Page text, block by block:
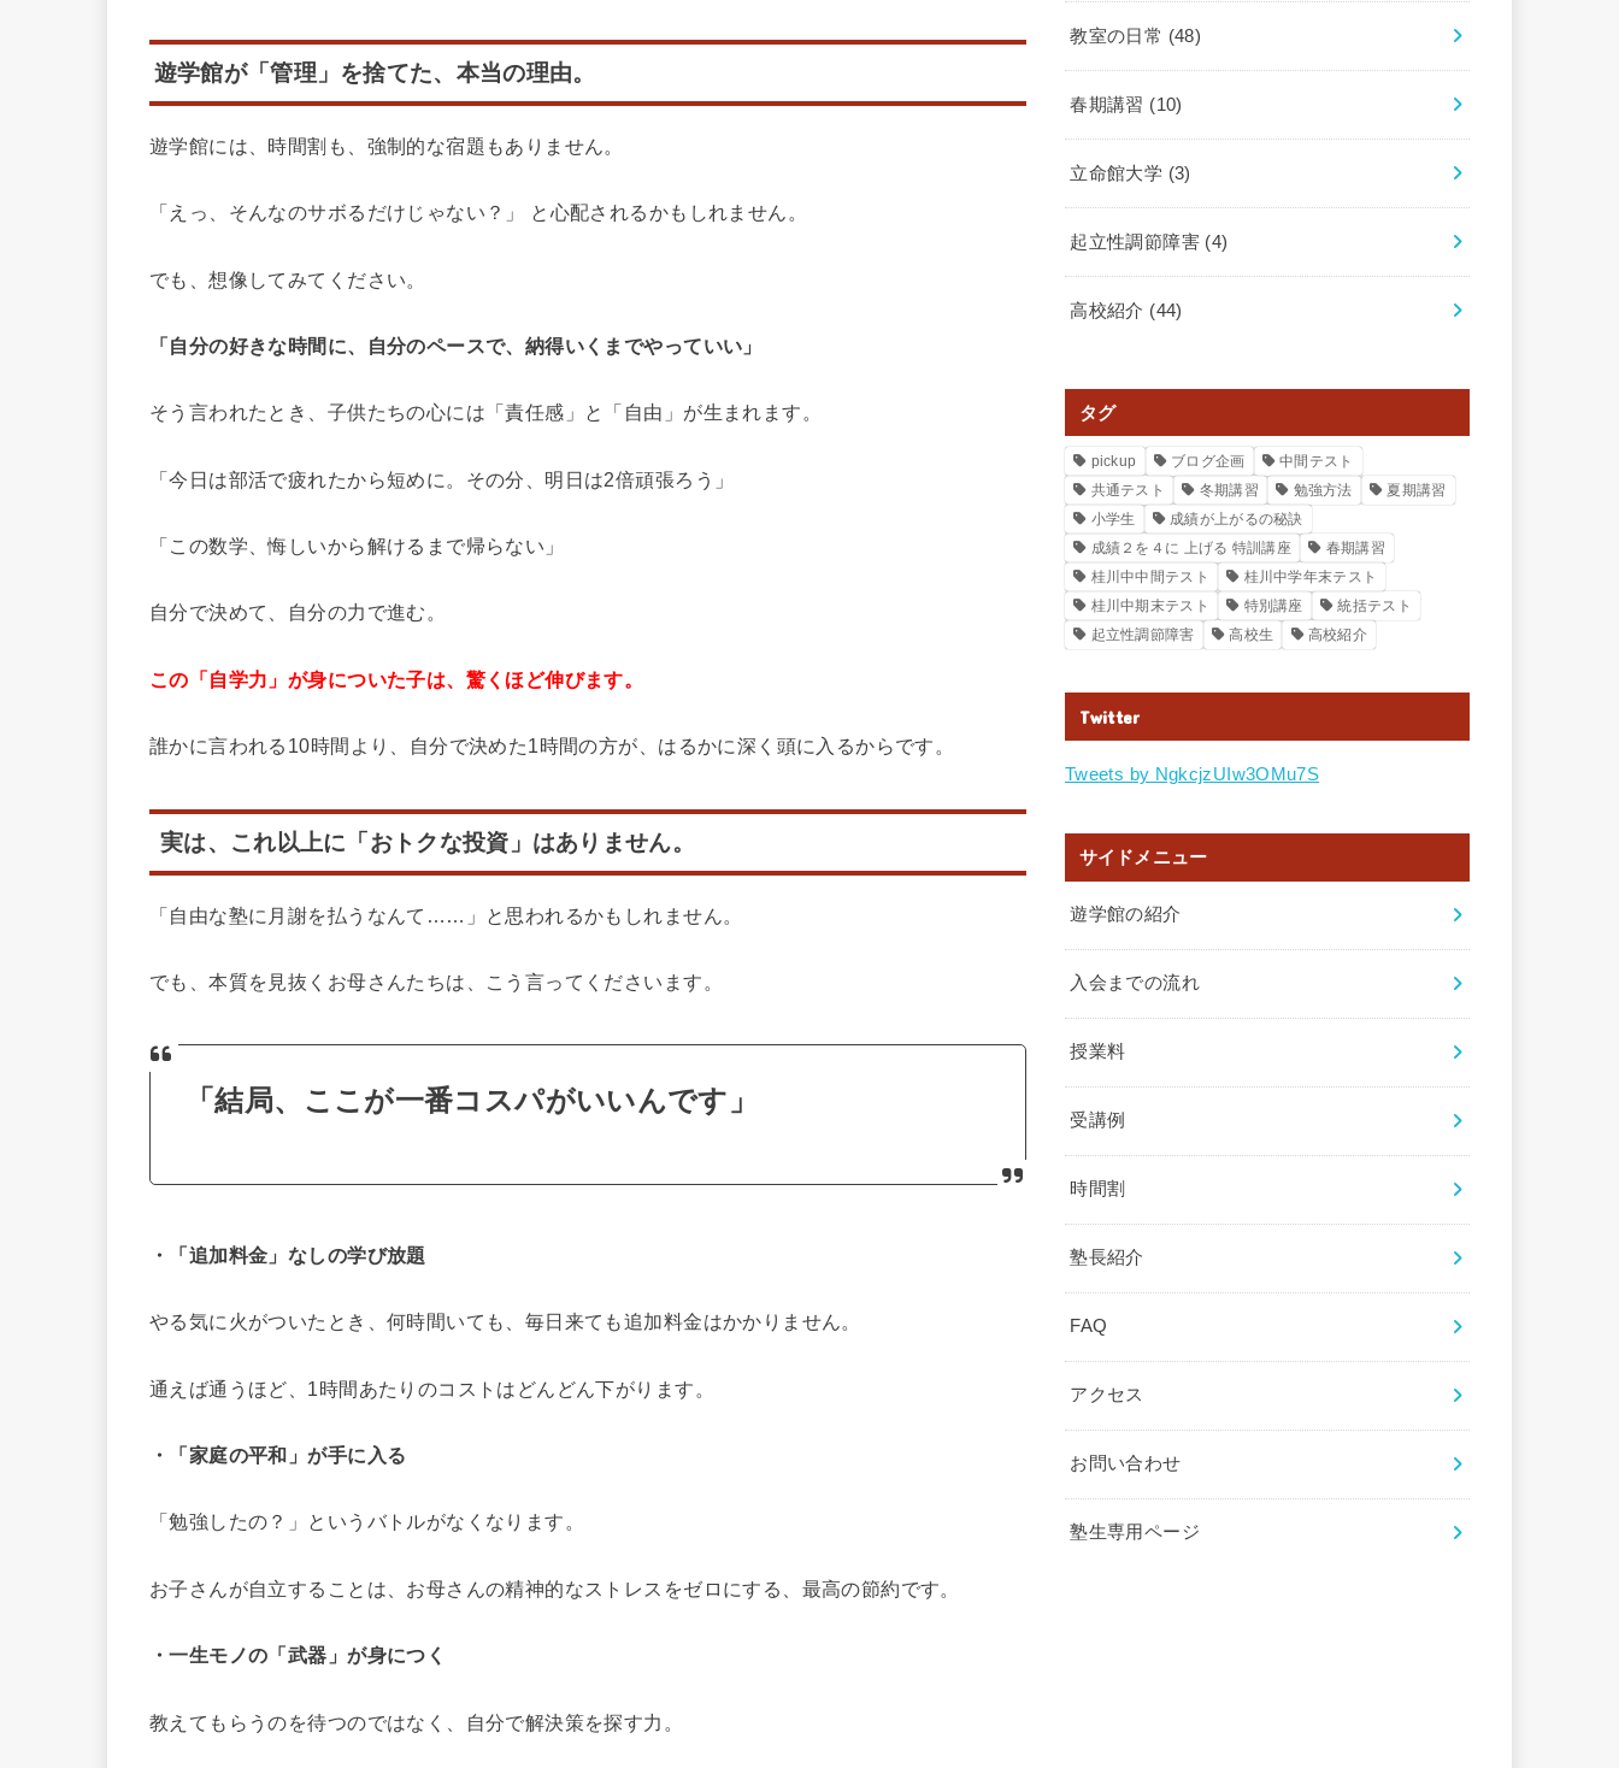
遊学館が「管理」を捨てた、本当の理由。
遊学館には、時間割も、強制的な宿題もありません。
「えっ、そんなのサボるだけじゃない？」 と心配されるかもしれません。
でも、想像してみてください。
「自分の好きな時間に、自分のペースで、納得いくまでやっていい」
そう言われたとき、子供たちの心には「責任感」と「自由」が生まれます。
「今日は部活で疲れたから短めに。その分、明日は2倍頑張ろう」
「この数学、悔しいから解けるまで帰らない」
自分で決めて、自分の力で進む。
この「自学力」が身についた子は、驚くほど伸びます。
誰かに言われる10時間より、自分で決めた1時間の方が、はるかに深く頭に入るからです。
実は、これ以上に「おトクな投資」はありません。
「自由な塾に月謝を払うなんて……」と思われるかもしれません。
でも、本質を見抜くお母さんたちは、こう言ってくださいます。
「結局、ここが一番コスパがいいんです」
・「追加料金」なしの学び放題
やる気に火がついたとき、何時間いても、毎日来ても追加料金はかかりません。
通えば通うほど、1時間あたりのコストはどんどん下がります。
・「家庭の平和」が手に入る
「勉強したの？」というバトルがなくなります。
お子さんが自立することは、お母さんの精神的なストレスをゼロにする、最高の節約です。
・一生モノの「武器」が身につく
教えてもらうのを待つのではなく、自分で解決策を探す力。
教室の日常 (48)
春期講習 (10)
立命館大学 (3)
起立性調節障害 (4)
高校紹介 (44)
タグ
pickup ブログ企画
中間テスト
共通テスト
冬期講習 勉強方法
夏期講習
小学生
成績が上がるの秘訣
成績２を４に 上げる 特訓講座
春期講習
桂川中中間テスト
桂川中学年末テスト
桂川中期末テスト
特別講座
統括テスト
起立性調節障害
高校生 高校紹介
Twitter
Tweets by NgkcjzUIw3OMu7S
サイドメニュー
遊学館の紹介
入会までの流れ
授業料
受講例
時間割
塾長紹介
FAQ
アクセス
お問い合わせ
塾生専用ページ